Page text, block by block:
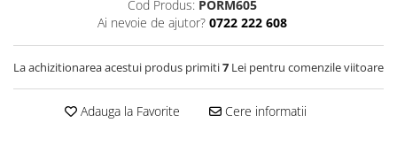
Cod Produs: PORM605
Ai nevoie de ajutor? 0722 222 608
La achizitionarea acestui produs primiti7 Lei pentru comenzile viitoare
Adauga la Favorite Cere informatii